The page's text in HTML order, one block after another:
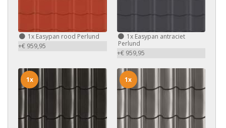
1x Easypan rood Perlund
+€ 959,95
1xEasypan antraciet
Perlund
+€ 959,95
1x 1x